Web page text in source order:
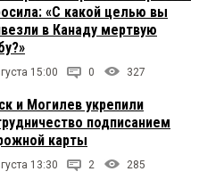
«С какой целью вы
в Канаду мертвую
15:00 0 327
и Могилев укрепили
подписанием
карты
13:30 2 285